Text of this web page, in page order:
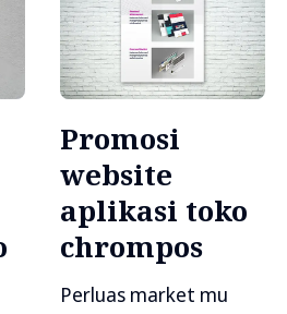
Promosi
website
aplikasi toko
chrompos
Perluas market mu